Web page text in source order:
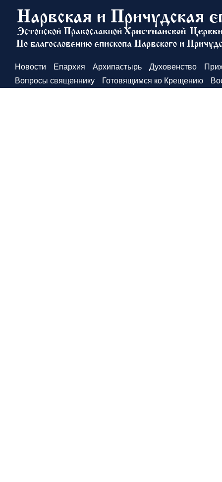
Новости Епархия Архипастырь Духовенство
Вопросы священнику
Готовящимся ко Крещению